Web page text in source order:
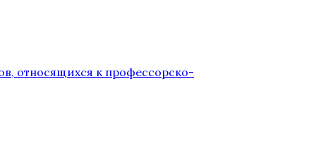
относящихся к профессорско-